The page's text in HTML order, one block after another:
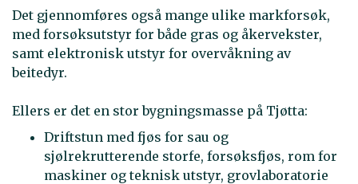
Det gjennomføres også mange ulike markforsøk,
med forsøksutstyr for både gras og åkervekster,
samt elektronisk utstyr for overvåkning av
beitedyr.
Ellers er det en stor bygningsmasse på Tjøtta:
Driftstun med fjøs for sau og
sjølrekrutterende storfe, forsøksfjøs, rom for
maskiner og teknisk utstyr, grovlaboratorie